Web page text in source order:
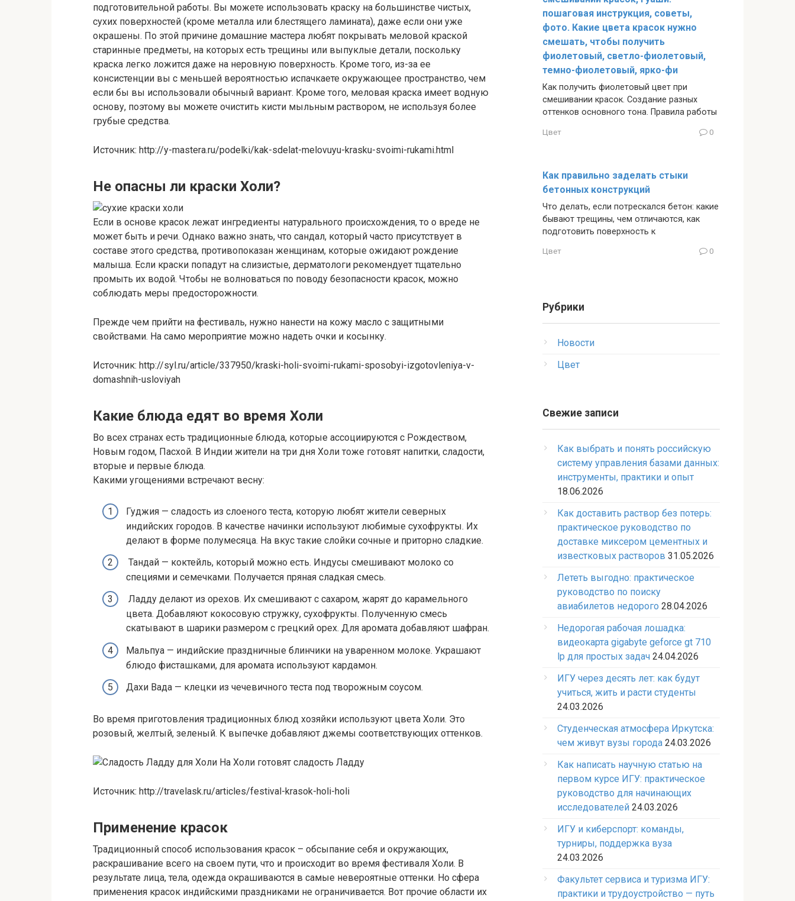
подготовительной работы. Вы можете использовать краску на большинстве чистых,
сухих поверхностей (кроме металла или блестящего ламината), даже если они уже
окрашены. По этой причине домашние мастера любят покрывать меловой краской
старинные предметы, на которых есть трещины или выпуклые детали, поскольку
краска легко ложится даже на неровную поверхность. Кроме того, из-за ее
консистенции вы с меньшей вероятностью испачкаете окружающее пространство, чем
если бы вы использовали обычный вариант. Кроме того, меловая краска имеет водную
основу, поэтому вы можете очистить кисти мыльным раствором, не используя более
грубые средства.
Источник: http://y-mastera.ru/podelki/kak-sdelat-melovuyu-krasku-svoimi-rukami.html
Не опасны ли краски Холи?
Если в основе красок лежат ингредиенты натурального происхождения, то о вреде не
может быть и речи. Однако важно знать, что сандал, который часто присутствует в
составе этого средства, противопоказан женщинам, которые ожидают рождение
малыша. Если краски попадут на слизистые, дерматологи рекомендует тщательно
промыть их водой. Чтобы не волноваться по поводу безопасности красок, можно
соблюдать меры предосторожности.
Прежде чем прийти на фестиваль, нужно нанести на кожу масло с защитными
свойствами. На само мероприятие можно надеть очки и косынку.
Источник: http://syl.ru/article/337950/kraski-holi-svoimi-rukami-sposobyi-izgotovleniya-v-
domashnih-usloviyah
Какие блюда едят во время Холи
Во всех странах есть традиционные блюда, которые ассоциируются с Рождеством,
Новым годом, Пасхой. В Индии жители на три дня Холи тоже готовят напитки, сладости,
вторые и первые блюда.
Какими угощениями встречают весну:
Гуджия — сладость из слоеного теста, которую любят жители северных
индийских городов. В качестве начинки используют любимые сухофрукты. Их
делают в форме полумесяца. На вкус такие слойки сочные и приторно сладкие.
Тандай — коктейль, который можно есть. Индусы смешивают молоко со
специями и семечками. Получается пряная сладкая смесь.
Ладду делают из орехов. Их смешивают с сахаром, жарят до карамельного
цвета. Добавляют кокосовую стружку, сухофрукты. Полученную смесь
скатывают в шарики размером с грецкий орех. Для аромата добавляют шафран.
Мальпуа — индийские праздничные блинчики на уваренном молоке. Украшают
блюдо фисташками, для аромата используют кардамон.
Дахи Вада — клецки из чечевичного теста под творожным соусом.
Во время приготовления традиционных блюд хозяйки используют цвета Холи. Это
розовый, желтый, зеленый. К выпечке добавляют джемы соответствующих оттенков.
На Холи готовят сладость Ладду
Источник: http://travelask.ru/articles/festival-krasok-holi-holi
Применение красок
Традиционный способ использования красок – обсыпание себя и окружающих,
раскрашивание всего на своем пути, что и происходит во время фестиваля Холи. В
результате лица, тела, одежда окрашиваются в самые невероятные оттенки. Но сфера
применения красок индийскими праздниками не ограничивается. Вот прочие области их
пошаговая инструкция, советы,
фото. Какие цвета красок нужно
смешать, чтобы получить
фиолетовый, светло-фиолетовый,
темно-фиолетовый, ярко-фи
Как получить фиолетовый цвет при
смешивании красок. Создание разных
оттенков основного тона. Правила работы
Цвет 0
Как правильно заделать стыки
бетонных конструкций
Что делать, если потрескался бетон: какие
бывают трещины, чем отличаются, как
подготовить поверхность к
Цвет 0
Рубрики
Новости
Цвет
Свежие записи
Как выбрать и понять российскую
систему управления базами данных:
инструменты, практики и опыт
18.06.2026
Как доставить раствор без потерь:
практическое руководство по
доставке миксером цементных и
известковых растворов 31.05.2026
Лететь выгодно: практическое
руководство по поиску
авиабилетов недорого 28.04.2026
Недорогая рабочая лошадка:
видеокарта gigabyte geforce gt 710
lp для простых задач 24.04.2026
ИГУ через десять лет: как будут
учиться, жить и расти студенты
24.03.2026
Студенческая атмосфера Иркутска:
чем живут вузы города 24.03.2026
Как написать научную статью на
первом курсе ИГУ: практическое
руководство для начинающих
исследователей 24.03.2026
ИГУ и киберспорт: команды,
турниры, поддержка вуза
24.03.2026
Факультет сервиса и туризма ИГУ:
практики и трудоустройство — путь